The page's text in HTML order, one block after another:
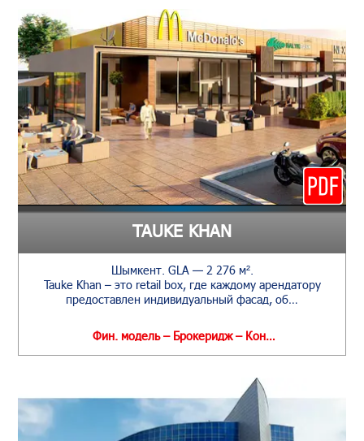
TAUKE KHAN
Шымкент. GLA — 2 276 м².
Tauke Khan – это retail box, где каждому арендатору
предоставлен индивидуальный фасад, об…
Фин. модель – Брокеридж – Кон…